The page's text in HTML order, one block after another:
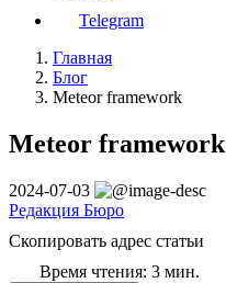
Telegram
Главная
Блог
Meteor framework
Meteor framework
2024-07-03
Редакция Бюро
Скопировать адрес статьи
Время чтения: 3 мин.